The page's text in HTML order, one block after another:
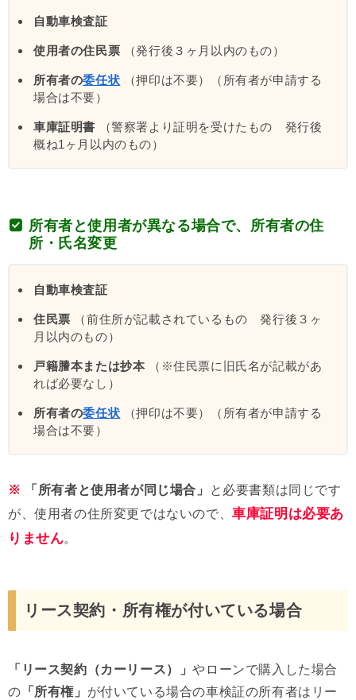
自動車検査証
使用者の住民票 （発行後３ヶ月以内のもの）
所有者の委任状 （押印は不要）（所有者が申請する
場合は不要）
車庫証明書 （警察署より証明を受けたもの 発行後
概ね1ヶ月以内のもの）
所有者と使用者が異なる場合で、所有者の住
所・氏名変更
自動車検査証
住民票 （前住所が記載されているもの 発行後３ヶ
月以内のもの）
戸籍謄本または抄本（※住民票に旧氏名が記載があ
れば必要なし）
所有者の委任状 （押印は不要）（所有者が申請する
場合は不要）
※ 「所有者と使用者が同じ場合」
と必要書類は同じです
が、使用者の住所変更ではないので、車庫証明は必要あ
りません。
リース契約・所有権が付いている場合
「リース契約（カーリース）」やローンで購入した場合
の 「所有権」 が付いている場合の車検証の所有者はリー